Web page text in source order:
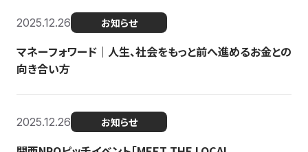
2025.12.26 お知らせ
マネーフォワード｜人生、社会をもっと前へ進めるお金との
向き合い方
2025.12.26 お知らせ